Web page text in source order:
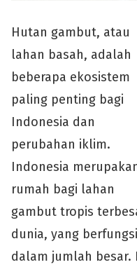
Hutan gambut, atau
lahan basah, adalah
beberapa ekosistem
paling penting bagi
Indonesia dan
perubahan iklim.
Indonesia
rumah bagi lahan
gambut tropis
dunia, yang
dalam jumlah besar.